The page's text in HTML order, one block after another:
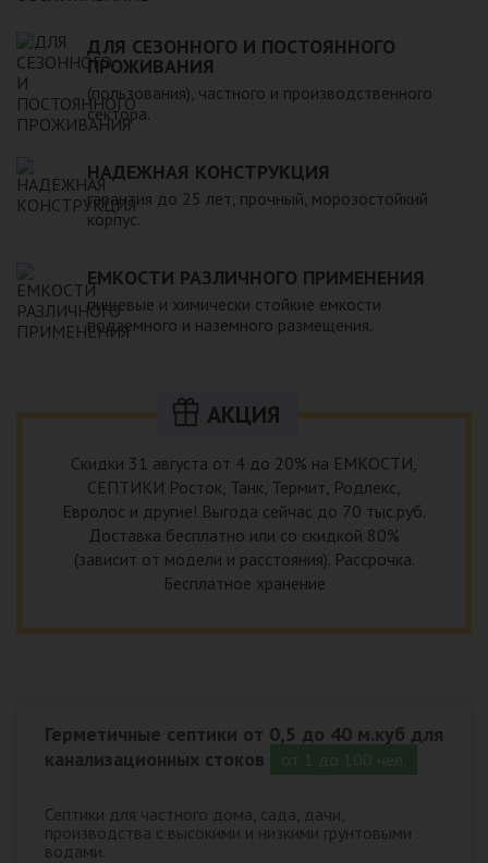
ДЛЯ СЕЗОННОГО И ПОСТОЯННОГО
ПРОЖИВАНИЯ
(пользования), частного и производственного
сектора.
НАДЕЖНАЯ КОНСТРУКЦИЯ
гарантия до 25 лет, прочный, морозостойкий
корпус.
ЕМКОСТИ РАЗЛИЧНОГО ПРИМЕНЕНИЯ
пищевые и химически стойкие емкости
подземного и наземного размещения.
АКЦИЯ
Скидки 31 августа от 4 до 20% на ЕМКОСТИ,
СЕПТИКИ Росток, Танк, Термит, Родлекс,
Евролос и другие! Выгода сейчас до 70 тыс.руб.
Доставка бесплатно или со скидкой 80%
(зависит от модели и расстояния). Рассрочка.
Бесплатное хранение
Герметичные септики от 0,5 до 40 м.куб для
канализационных стоков
Септики для частного дома, сада, дачи,
производства с высокими и низкими грунтовыми
водами.